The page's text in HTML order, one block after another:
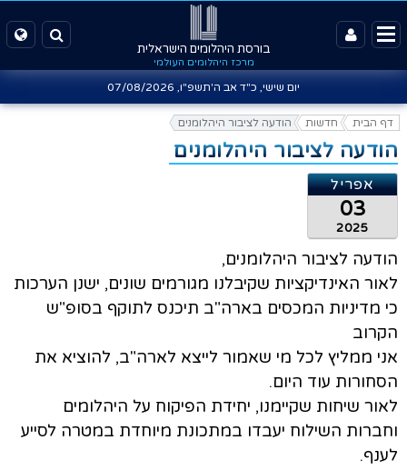
בורסת היהלומים הישראלית
מרכז היהלומים העולמי
יום שישי, כ"ד אב ה'תשפ"ו, 07/08/2026
דף הבית חדשות הודעה לציבור היהלומנים
הודעה לציבור היהלומנים
אפריל
03
2025
הודעה לציבור היהלומנים,
לאור האינדיקציות שקיבלנו מגורמים שונים, ישנן הערכות
כי מדיניות המכסים בארה"ב תיכנס לתוקף בסופ"ש
הקרוב
אני ממליץ לכל מי שאמור לייצא לארה"ב, להוציא את
הסחורות עוד היום.
לאור שיחות שקיימנו, יחידת הפיקוח על היהלומים
וחברות השילוח יעבדו במתכונת מיוחדת במטרה לסייע
לענף.